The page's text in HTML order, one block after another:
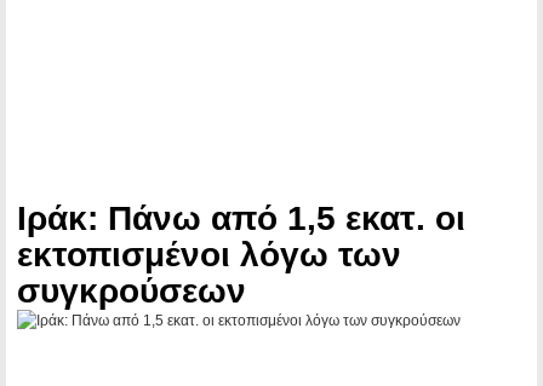
Ιράκ: Πάνω από 1,5 εκατ. οι
εκτοπισμένοι λόγω των
συγκρούσεων